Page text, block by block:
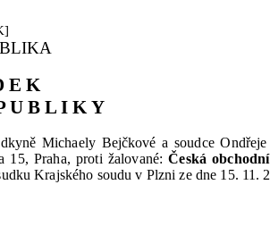
E K
U B L I K Y
Michaely Bejčkovéa soudce
15, Praha, proti žalované: Česká
Krajského soudu v Plzni ze dne 15. 11.